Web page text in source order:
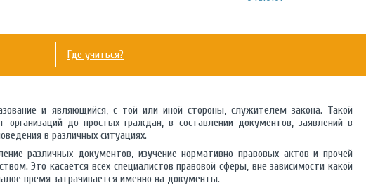
Где учиться?
и являющийся, с той или иной стороны, служителем закона. Такой
до простых граждан, в составлении документов, заявлений в
в различных ситуациях.
различных документов, изучение нормативно-правовых актов и прочей
Это касается всех специалистов правовой сферы, вне зависимости какой
время затрачивается именно на документы.